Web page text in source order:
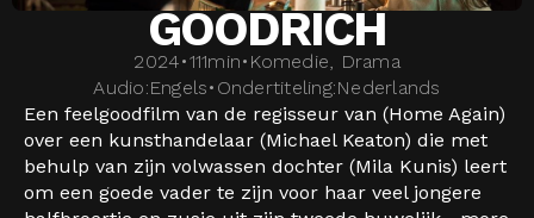
GOODRICH
2024•111min• Komedie, Drama
Audio:Engels• Ondertiteling:Nederlands
Een feelgoodfilm van de regisseur van (Home Again)
over een kunsthandelaar (Michael Keaton) die met
behulp van zijn volwassen dochter (Mila Kunis) leert
om een goede vader te zijn voor haar veel jongere